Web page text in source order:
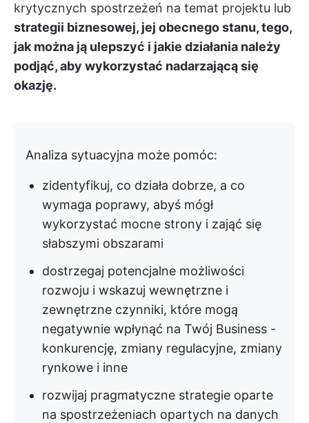
krytycznych spostrzeżeń na temat projektu lub
strategii biznesowej, jej obecnego stanu, tego,
jak można ją ulepszyć i jakie działania należy
podjąć, aby wykorzystać nadarzającą się
okazję.
Analiza sytuacyjna może pomóc:
zidentyfikuj, co działa dobrze, a co
wymaga poprawy, abyś mógł
wykorzystać mocne strony i zająć się
słabszymi obszarami
dostrzegaj potencjalne możliwości
rozwoju i wskazuj wewnętrzne i
zewnętrzne czynniki, które mogą
negatywnie wpłynąć na Twój Business -
konkurencję, zmiany regulacyjne, zmiany
rynkowe i inne
rozwijaj pragmatyczne strategie oparte
na spostrzeżeniach opartych na danych